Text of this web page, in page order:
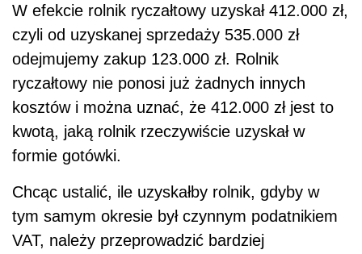
W efekcie rolnik ryczałtowy uzyskał 412.000 zł,
czyli od uzyskanej sprzedaży 535.000 zł
odejmujemy zakup 123.000 zł. Rolnik
ryczałtowy nie ponosi już żadnych innych
kosztów i można uznać, że 412.000 zł jest to
kwotą, jaką rolnik rzeczywiście uzyskał w
formie gotówki.
Chcąc ustalić, ile uzyskałby rolnik, gdyby w
tym samym okresie był czynnym podatnikiem
VAT, należy przeprowadzić bardziej